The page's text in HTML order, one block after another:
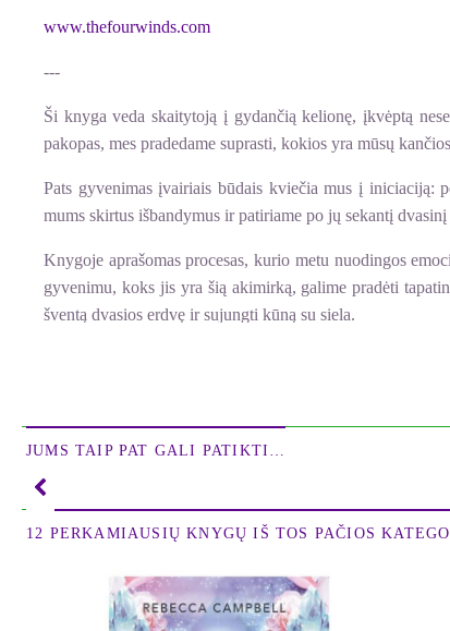
www.thefourwinds.com
---
Ši knyga veda skaitytoją į gydančią kelionę, įkvėptą
pakopas, mes pradedame suprasti, kokios yra mūsų
Pats gyvenimas įvairiais būdais kviečia mus į
mums skirtus išbandymus ir patiriame po jų sekantį
Knygoje aprašomas procesas, kurio metu nuodingos
gyvenimu, koks jis yra šią akimirką, galime pradėti
šventą dvasios erdvę ir sujungti kūną su siela.
JUMS TAIP PAT GALI PATIKTI…
12 PERKAMIAUSIŲ KNYGŲ IŠ TOS PAČIOS